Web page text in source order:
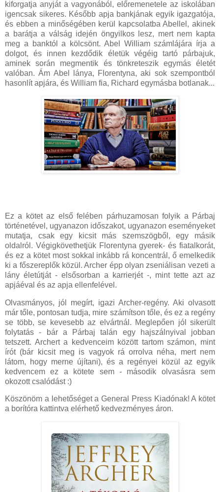
kiforgatja anyját a vagyonából, előremenetele az iskolában
igencsak sikeres. Később apja bankjának egyik igazgatója,
és ebben a minőségében kerül kapcsolatba Abellel, akinek
a barátja a válság idején öngyilkos lesz, mert nem kapta
meg a banktól a kölcsönt. Abel William számlájára írja a
dolgot, és innen kezdődik életük végéig tartó párbajuk,
aminek során megmentik és tönkreteszik egymás életét
valóban. Ám Abel lánya, Florentyna, aki sok szempontból
hasonlít apjára, és William fia, Richard egymásba botlanak...
Ez a kötet az első felében párhuzamosan folyik a Párbaj
történetével, ugyanazon időszakot, ugyanazon eseményeket
mutatja, csak egy kicsit más szemszögből, egy másik
oldalról. Végigkövethetjük Florentyna gyerek- és fiatalkorát,
és ez a kötet most sokkal inkább rá koncentrál, ő emelkedik
ki a főszereplők közül. Archer épp olyan zseniálisan vezeti a
lány életútját - elsősorban a karrierjét -, mint tette azt az
apjáéval és az apja ellenfelével.
Olvasmányos, jól megírt, igazi Archer-regény. Aki olvasott
már tőle, pontosan tudja, mire számítson tőle, és ez a regény
se több, se kevesebb az elvártnál. Meglepően jól sikerült
folytatás - bár a Párbaj talán egy hajszálnyival jobban
tetszett. Archert a kedvenceim között tartom számon, mint
írót (bár kicsit meg is vagyok rá orrolva néha, mert nem
látom, hogy merne újítani), és a regényei közül az egyik
kedvencem ez a kötete sem - második olvasásra sem
okozott csalódást :)
Köszönöm a lehetőséget a General Press Kiadónak! A kötet
a borítóra kattintva elérhető kedvezményes áron.